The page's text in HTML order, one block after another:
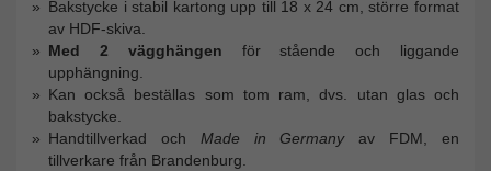
Bakstycke i stabil kartong upp till 18 x 24 cm, större format
av HDF-skiva.
Med 2 vägghängen för stående och liggande
upphängning.
Kan också beställas som tom ram, dvs. utan glas och
bakstycke.
Handtillverkad och Made in Germanyav FDM, en
tillverkare från Brandenburg.